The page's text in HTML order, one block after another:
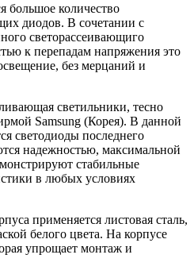
большое количество
диодов. В сочетании с
светорассеивающиго
к перепадам напряжения это
без мерцаний и
светильники, тесно
Samsung (Корея). В данной
светодиоды последнего
надежностью, максимальной
стабильные
в любых условиях
применяется листовая сталь,
белого цвета. На корпусе
упрощает монтаж и